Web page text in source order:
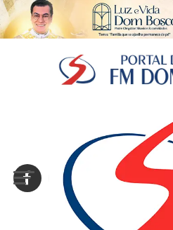
Sair da